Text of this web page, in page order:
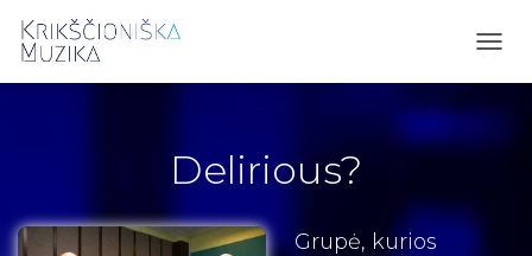
Delirious?
Grupė, kurios